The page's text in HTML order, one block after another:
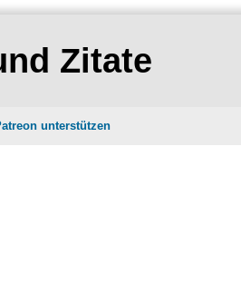
Zitate
unterstützen